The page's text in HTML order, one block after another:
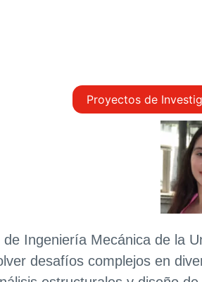
Proyectos de
de Ingeniería Mecánica de la
desafíos complejos en